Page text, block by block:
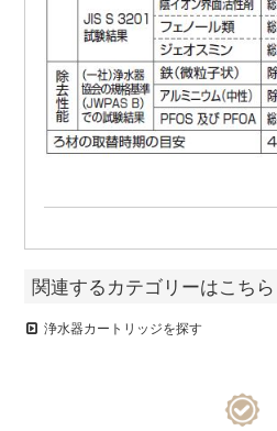
関連するカテゴリーはこちら
浄水器カートリッジを探す